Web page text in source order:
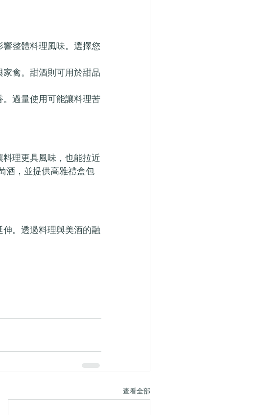
響整體料理風味。選擇您
禽。甜酒則可用於甜品
。過量使用可能讓料理苦
理更具風味，也能拉近
酒，並提供高雅禮盒包
。透過料理與美酒的融
查看全部